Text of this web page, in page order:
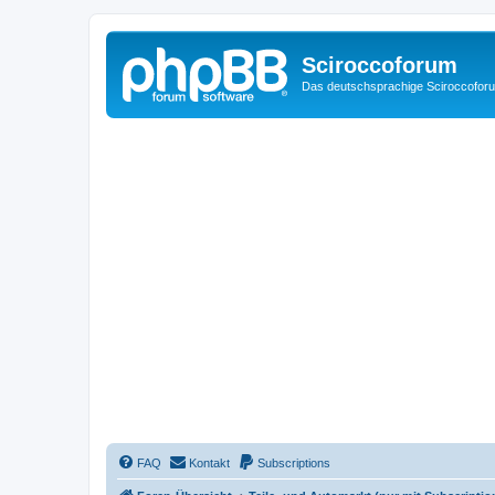
Sciroccoforum
Das deutschsprachige
FAQ Kontakt Subscriptions